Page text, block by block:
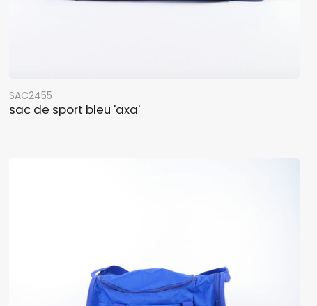
SAC2455
sac de sport bleu 'axa'